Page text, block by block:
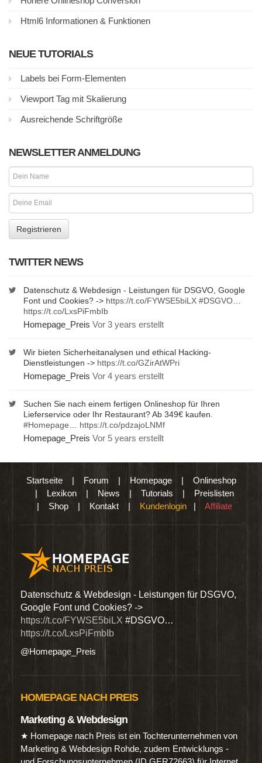
Html6 Informationen & Funktionen
NEUE TUTORIALS
Labels bei Form-Elementen
Viewport Tag mit Skalierung
Ausreichende Schriftgröße
NEWSLETTER ANMELDUNG
TWITTER NEWS
Datenschutz & Webdesign - Leistungen für DSGVO, Google
Font und Cookies? -> https://t.co/FYWSE5biLX #DSGVO
https://t.co/LxsPiFmbIb
Homepage_Preis Vor 3 years erstellt
Wir bieten Sicherheitanalysen und ethical Hacking-
Dienstleistungen -> https://t.co/GZirAtWPri
Homepage_Preis Vor 4 years erstellt
Suchen Sie nach einem fertigen Onlineshop für Ihren
Lieferservice oder Ihr Restaurant? Ab 349€ kaufen.
#Homepage
https://t.co/pdzajoLNMf
Homepage_Preis Vor 5 years erstellt
Startseite| Forum | Homepage| Onlineshop
| Lexikon | News | Tutorials | Preislisten
| Shop | Kontakt | Kundenlogin | Affiliate
Datenschutz & Webdesign - Leistungen für DSGVO,
Google Font und Cookies? ->
https://t.co/FYWSE5biLX #DSGVO…
https://t.co/LxsPiFmbIb
@Homepage_Preis
HOMEPAGE NACH PREIS
Marketing & Webdesign
★ Homepage nach Preis ist ein Tochterunternehmen von
Marketing & Webdesign Rohde, zudem Entwicklungs -